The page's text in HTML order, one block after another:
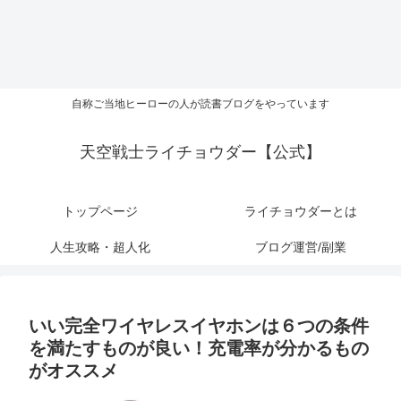
自称ご当地ヒーローの人が読書ブログをやっています
天空戦士ライチョウダー【公式】
トップページ ライチョウダーとは
人生攻略・超人化 ブログ運営/副業
いい完全ワイヤレスイヤホンは６つの条件
を満たすものが良い！充電率が分かるもの
がオススメ